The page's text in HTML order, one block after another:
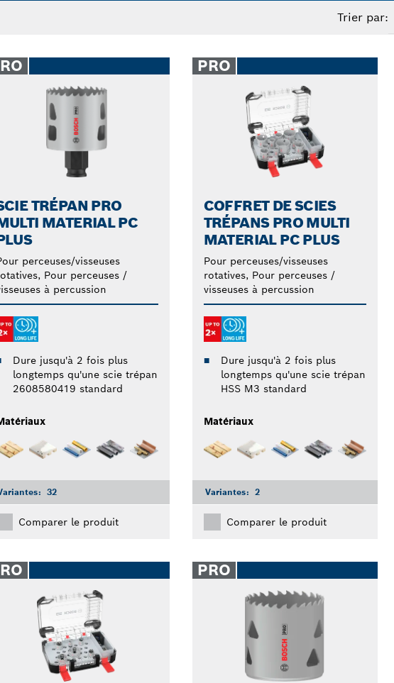
pour ne pas vous soucier de remplacements fréquents.Trier par:
TRÉPAN PRO
MATERIAL PC
perceuses/visseuses
Pour perceuses /
à percussion
Dure jusqu'à 2 fois plus
longtemps qu'une scie trépan
2608580419 standard
32
Comparer le produit
PRO
COFFRET DE SCIES
TRÉPANS PRO MULTI
MATERIAL PC PLUS
Pour perceuses/visseuses
rotatives, Pour perceuses /
visseuses à percussion
Dure jusqu'à 2 fois plus
longtemps qu'une scie trépan
HSS M3 standard
Matériaux
Variantes: 2
Comparer le produit
PRO